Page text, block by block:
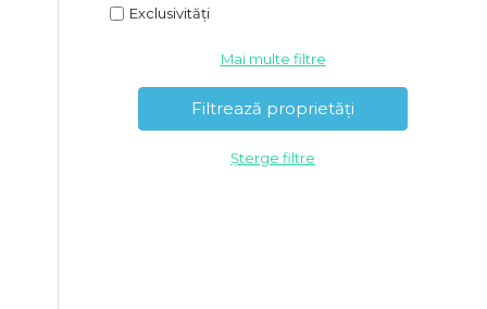
Exclusivități
Mai multe filtre
Șterge filtre